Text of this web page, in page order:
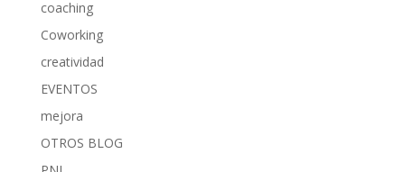
coaching
Coworking
creatividad
EVENTOS
mejora
OTROS BLOG